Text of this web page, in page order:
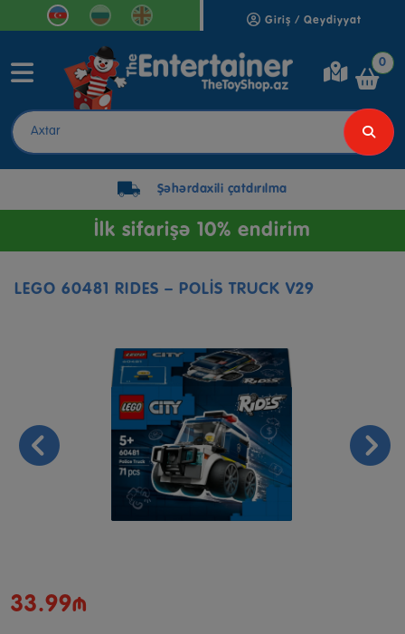
Giriş / Qeydiyyat
0
Şəhərdaxili çatdırılma
İlk sifarişə 10% endirim
LEGO 60481 RIDES – POLİS TRUCK V29
33.99₼